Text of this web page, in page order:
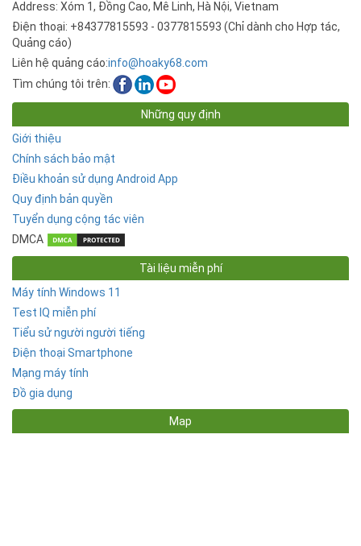
Address: Xóm 1, Đồng Cao, Mê Linh, Hà Nội, Vietnam
Điện thoại: +84377815593 - 0377815593 (Chỉ dành cho Hợp tác,
Quảng cáo)
Liên hệ quảng cáo:info@hoaky68.com
Tìm chúng tôi trên:
Những quy định
Giới thiệu
Chính sách bảo mật
Điều khoản sử dụng Android App
Quy định bản quyền
Tuyển dụng cộng tác viên
DMCA
Tài liệu miễn phí
Máy tính Windows 11
Test IQ miễn phí
Tiểu sử người người tiếng
Điện thoại Smartphone
Mạng máy tính
Đồ gia dụng
Map